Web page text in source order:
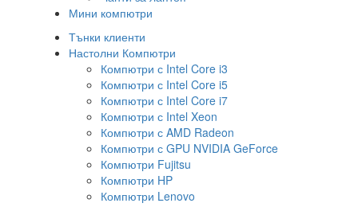
Мини компютри
Тънки клиенти
Настолни Компютри
Компютри с Intel Core i3
Компютри с Intel Core i5
Компютри с Intel Core i7
Компютри с Intel Xeon
Компютри с AMD Radeon
Компютри с GPU NVIDIA GeForce
Компютри Fujitsu
Компютри HP
Компютри Lenovo